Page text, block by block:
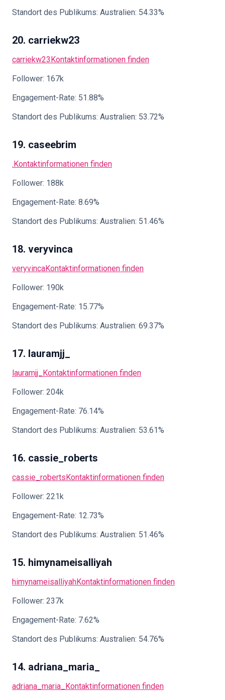
Standort des Publikums: Australien: 54.33%
20. carriekw23
carriekw23Kontaktinformationen finden
Follower: 167k
Engagement-Rate: 51.88%
Standort des Publikums: Australien: 53.72%
19. caseebrim
.Kontaktinformationen finden
Follower: 188k
Engagement-Rate: 8.69%
Standort des Publikums: Australien: 51.46%
18. veryvinca
veryvincaKontaktinformationen finden
Follower: 190k
Engagement-Rate: 15.77%
Standort des Publikums: Australien: 69.37%
17. lauramjj_
lauramjj_ Kontaktinformationen finden
Follower: 204k
Engagement-Rate: 76.14%
Standort des Publikums: Australien: 53.61%
16. cassie_roberts
cassie_robertsKontaktinformationen finden
Follower: 221k
Engagement-Rate: 12.73%
Standort des Publikums: Australien: 51.46%
15. himynameisalliyah
himynameisalliyahKontaktinformationen finden
Follower: 237k
Engagement-Rate: 7.62%
Standort des Publikums: Australien: 54.76%
14. adriana_maria_
adriana_maria_ Kontaktinformationen finden